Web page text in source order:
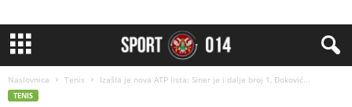
Naslovnica Tenis Izašla je nova ATP lista: Siner je i dalje broj 1, Đoković...
TENIS